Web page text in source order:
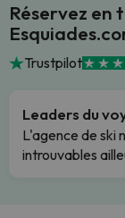
Réservez en
Trustpilot
Leaders du
L'agence de ski
introuvables